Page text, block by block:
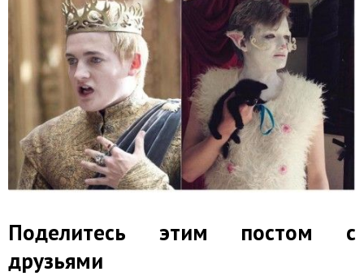
Поделитесь этим постом с
друзьями